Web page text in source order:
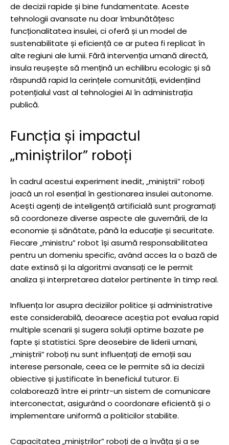
de decizii rapide și bine fundamentate. Aceste
tehnologii avansate nu doar îmbunătățesc
funcționalitatea insulei, ci oferă și un model de
sustenabilitate și eficiență ce ar putea fi replicat în
alte regiuni ale lumii. Fără intervenția umană directă,
insula reușește să mențină un echilibru ecologic și să
răspundă rapid la cerințele comunității, evidențiind
potențialul vast al tehnologiei AI în administrația
publică.
Funcția și impactul
„miniștrilor” roboți
În cadrul acestui experiment inedit, „miniștrii” roboți
joacă un rol esențial în gestionarea insulei autonome.
Acești agenți de inteligență artificială sunt programați
să coordoneze diverse aspecte ale guvernării, de la
economie și sănătate, până la educație și securitate.
Fiecare „ministru” robot își asumă responsabilitatea
pentru un domeniu specific, având acces la o bază de
date extinsă și la algoritmi avansați ce le permit
analiza și interpretarea datelor pertinente în timp real.
Influența lor asupra deciziilor politice și administrative
este considerabilă, deoarece aceștia pot evalua rapid
multiple scenarii și sugera soluții optime bazate pe
fapte și statistici. Spre deosebire de liderii umani,
„miniștrii” roboți nu sunt influențați de emoții sau
interese personale, ceea ce le permite să ia decizii
obiective și justificate în beneficiul tuturor. Ei
colaborează între ei printr-un sistem de comunicare
interconectat, asigurând o coordonare eficientă și o
implementare uniformă a politicilor stabilite.
Capacitatea „miniștrilor” roboți de a învăța și a se